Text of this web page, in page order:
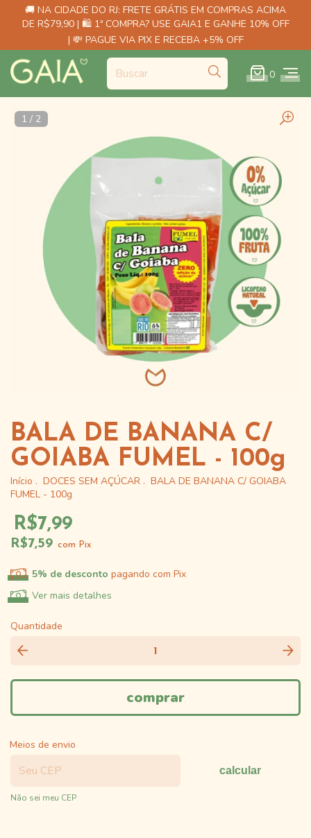
🚚 NA CIDADE DO RJ: FRETE GRÁTIS EM COMPRAS ACIMA
DE R$79,90 | 🛍️ 1ª COMPRA? USE GAIA1 E GANHE 10% OFF
| 💸 PAGUE VIA PIX E RECEBA +5% OFF
0
BALA DE BANANA C/
GOIABA FUMEL - 100g
Início . DOCES SEM AÇÚCAR . BALA DE BANANA C/ GOIABA
FUMEL - 100g
R$7,99
R$7,59 com Pix
5% de desconto pagando com Pix
Ver mais detalhes
Quantidade
Meios de envio
calcular
Não sei meu CEP
1 / 2